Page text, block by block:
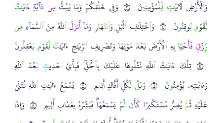
وَٱلۡأَرۡضِ لَأٓيَتٖ لِّلۡمُؤۡمِنِينَ ٣ وَفِي خَلۡقِكُمۡ وَمَا يَبُثُّ مِن دآبَّةٍ ءَايَتٞ
لِّقَوۡمٖ يُوقِنُونَ ٤ وَٱخۡتِلَفِٱلَّيۡلِ وَٱلنَّهَارِ وَمَآأَنزَلَٱللَّهُ مِنَٱلسَّمَآءِ مِن
رِّزۡقٖ فَأَحۡيَا بِهِٱلۡأَرۡضَ بَعۡدَ مَوۡتِهَا وَتَصۡرِيفِٱلرِّيَحِ ءَايَتٞ لِّقَوۡمٖ يَعۡقِلُونَ
٥ تِلۡكَ ءَايَتُٱللَّهِ نَتۡلُوهَا عَلَيۡكَ بِٱلۡحَقِّۖ فَبِأَيِّ حَدِيثِۭ بَعۡدَٱللَّهِ
وَءَايَتِهِۦيُؤۡمِنُونَ ٦ وَيۡلٞ لِّكُلِّ أَفَّاكٍ أَثِيمٖ ٧ يَسۡمَعُ ءَايَتِٱللَّهِ تُتۡلَىٰ
عَلَيۡهِ ثُمَّ يُصِرُّ مُسۡتَكۡبِرٗا كَأَن لَّمۡ يَسۡمَعۡهَاۖ فَبَشِّرۡهُ بِعَذَابٍ أَلِيمٖ ٨ وَإِذَا